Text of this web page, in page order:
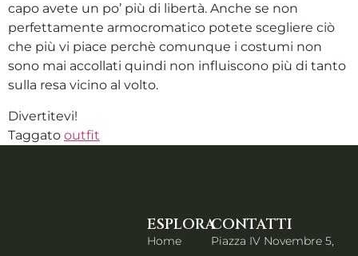
capo avete un po’ più di libertà. Anche se non
perfettamente armocromatico potete scegliere ciò
che più vi piace perchè comunque i costumi non
sono mai accollati quindi non influiscono più di tanto
sulla resa vicino al volto.
Divertitevi!
Taggato outfit
ESPLORA
Home
CONTATTI
Piazza IV Novembre 5,